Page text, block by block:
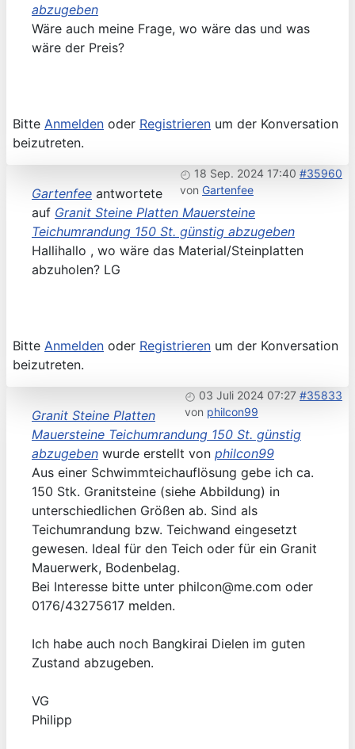
abzugeben
Wäre auch meine Frage, wo wäre das und was
wäre der Preis?
Bitte Anmelden oder Registrieren um der Konversation
beizutreten.
18 Sep. 2024 17:40 #35960
von Gartenfee
Gartenfee antwortete
auf Granit Steine Platten Mauersteine
Teichumrandung 150 St. günstig abzugeben
Hallihallo , wo wäre das Material/Steinplatten
abzuholen? LG
Bitte Anmelden oder Registrieren um der Konversation
beizutreten.
03 Juli 2024 07:27 #35833
von philcon99
Granit Steine Platten
Mauersteine Teichumrandung 150 St. günstig
abzugeben wurde erstellt von philcon99
Aus einer Schwimmteichauflösung gebe ich ca.
150 Stk. Granitsteine (siehe Abbildung) in
unterschiedlichen Größen ab. Sind als
Teichumrandung bzw. Teichwand eingesetzt
gewesen. Ideal für den Teich oder für ein Granit
Mauerwerk, Bodenbelag.
Bei Interesse bitte unter philcon@me.com oder
0176/43275617 melden.
Ich habe auch noch Bangkirai Dielen im guten
Zustand abzugeben.
VG
Philipp